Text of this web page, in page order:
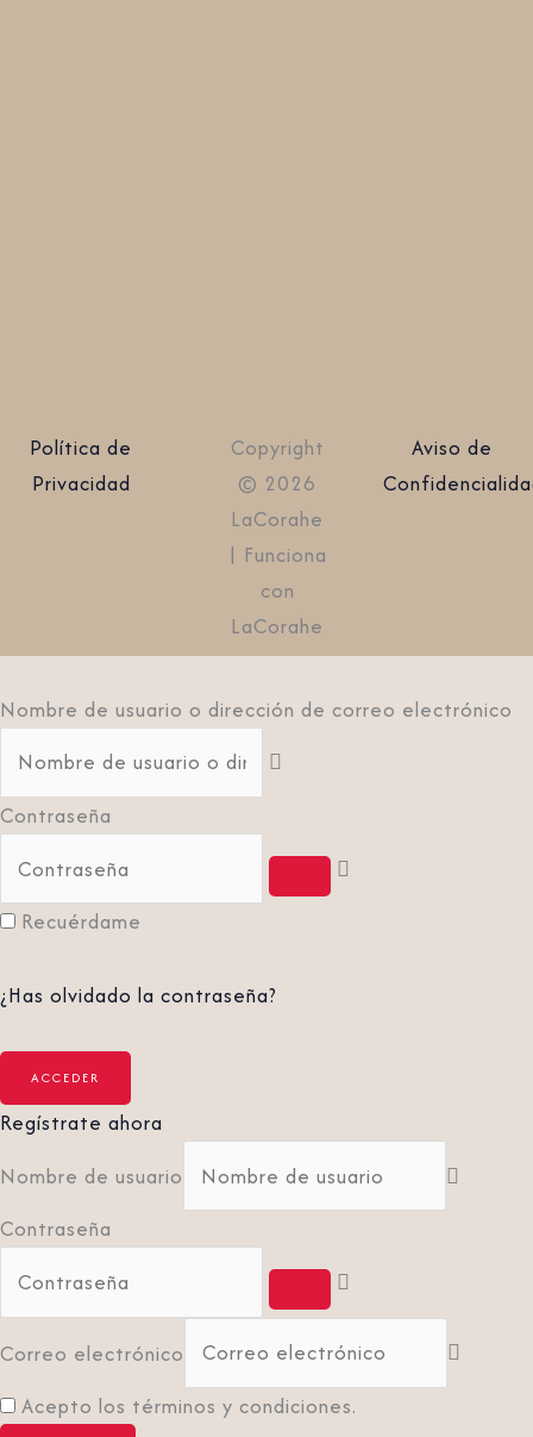
Política de
Privacidad
Copyright
© 2026
LaCorahe
| Funciona
con
LaCorahe
Aviso de
Nombre de usuario o dirección de correo electrónico
Contraseña
Recuérdame
¿Has olvidado la contraseña?
Regístrate ahora
Nombre de usuario
Contraseña
Correo electrónico
Acepto los términos y condiciones.